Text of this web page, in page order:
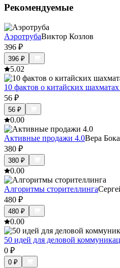
Рекомендуемые
АэротрубаВиктор Козлов
396 ₽
396 ₽
5.02
10 фактов о китайских
56 ₽
56 ₽
0.00
Активные продажи 4.0Вера
380 ₽
380 ₽
0.00
Алгоритмы сторителлинга
480 ₽
480 ₽
0.00
50 идей для деловой
0 ₽
0 ₽